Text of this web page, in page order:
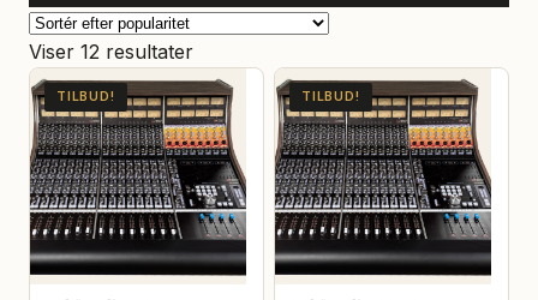
Viser 12 resultaterSorteret
efter
popularitet
TILBUD! TILBUD!